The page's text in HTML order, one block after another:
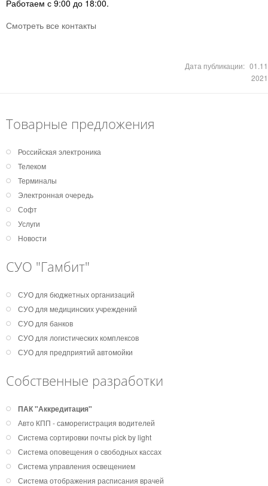
Работаем с 9:00 до 18:00.
Смотреть все контакты
Дата публикации: 01.11
2021
Товарные предложения
Российская электроника
Телеком
Терминалы
Электронная очередь
Софт
Услуги
Новости
СУО "Гамбит"
СУО для бюджетных организаций
СУО для медицинских учреждений
СУО для банков
СУО для логистических комплексов
СУО для предприятий автомойки
Собственные разработки
ПАК "Аккредитация"
Авто КПП - саморегистрация водителей
Система сортировки почты pick by light
Система оповещения о свободных кассах
Система управления освещением
Система отображения расписания врачей